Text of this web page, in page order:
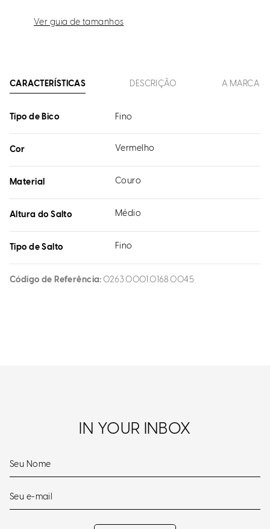
Ver guia de tamanhos
CARACTERÍSTICAS DESCRIÇÃO A MARCA
Tipo de Bico Fino
Cor Vermelho
Material Couro
Altura do Salto Médio
Tipo de Salto Fino
Código de Referência 0263.0001.0168.0045
IN YOUR INBOX